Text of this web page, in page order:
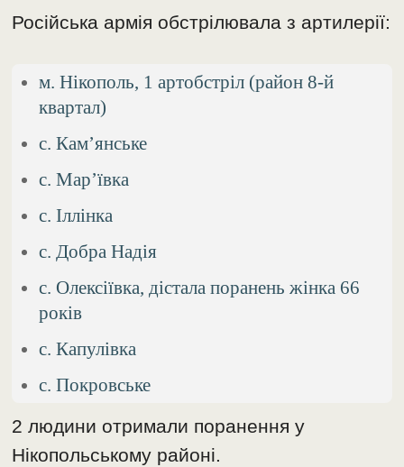
Російська армія обстрілювала з артилерії:
м. Нікополь, 1 артобстріл (район 8-й
квартал)
с. Кам’янське
с. Мар’ївка
с. Іллінка
с. Добра Надія
с. Олексіївка, дістала поранень жінка 66
років
с. Капулівка
с. Покровське
2 людини отримали поранення у
Нікопольському районі.